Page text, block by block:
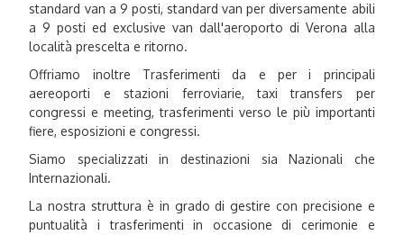
standard van a 9 posti, standard van per diversamente abili
a 9 posti ed exclusive van dall'aeroporto di Verona alla
località prescelta e ritorno.
Offriamo inoltre Trasferimenti da e per i principali
aereoporti e stazioni ferroviarie, taxi transfers per
congressi e meeting, trasferimenti verso le più importanti
fiere, esposizioni e congressi.
Siamo specializzati in destinazioni sia Nazionali che
Internazionali.
La nostra struttura è in grado di gestire con precisione e
puntualità i trasferimenti in occasione di cerimonie e